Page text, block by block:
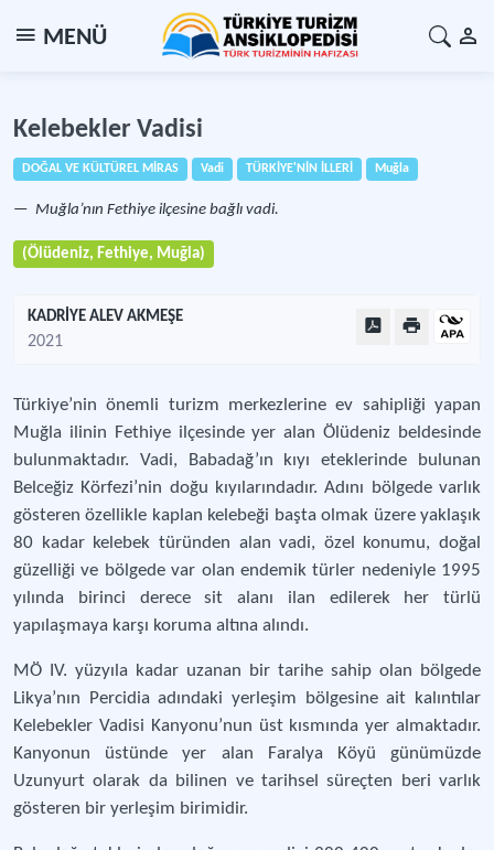
MENÜ
Kelebekler Vadisi
DOĞAL VE KÜLTÜREL MİRAS Vadi TÜRKİYE'NİN İLLERİ Muğla
Muğla’nın Fethiye ilçesine bağlı vadi.
(Ölüdeniz, Fethiye, Muğla)
KADRİYE ALEV AKMEŞE
2021
Türkiye’nin önemli turizm merkezlerine ev sahipliği yapan
Muğla ilinin Fethiye ilçesinde yer alan Ölüdeniz beldesinde
bulunmaktadır. Vadi, Babadağ’ın kıyı eteklerinde bulunan
Belceğiz Körfezi’nin doğu kıyılarındadır. Adını bölgede varlık
gösteren özellikle kaplan kelebeği başta olmak üzere yaklaşık
80 kadar kelebek türünden alan vadi, özel konumu, doğal
güzelliği ve bölgede var olan endemik türler nedeniyle 1995
yılında birinci derece sit alanı ilan edilerek her türlü
yapılaşmaya karşı koruma altına alındı.
MÖ IV. yüzyıla kadar uzanan bir tarihe sahip olan bölgede
Likya’nın Percidia adındaki yerleşim bölgesine ait kalıntılar
Kelebekler Vadisi Kanyonu’nun üst kısmında yer almaktadır.
Kanyonun üstünde yer alan Faralya Köyü günümüzde
Uzunyurt olarak da bilinen ve tarihsel süreçten beri varlık
gösteren bir yerleşim birimidir.